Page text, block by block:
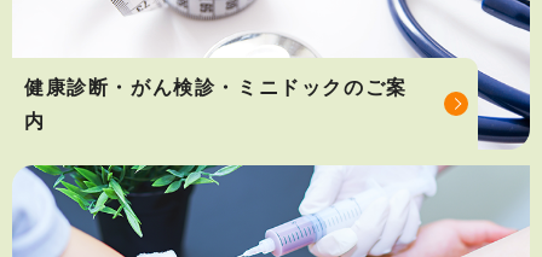
健康診断・がん検診・ミニドックのご案
内